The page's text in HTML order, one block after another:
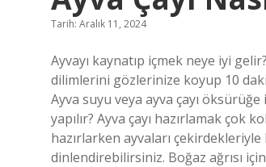
Tarih: Aralık 11, 2024
Ayvayı kaynatıp içmek neye iyi
dilimlerini gözlerinize koyup 10
Ayva suyu veya ayva çayı
yapılır? Ayva çayı hazırlamak çok
hazırlarken ayvaları
dinlendirebilirsiniz. Boğaz ağrısı